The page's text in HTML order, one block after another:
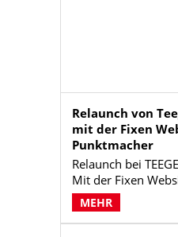
aufzubauen.
Relaunch von
mit der Fixen
Punktmacher
Relaunch bei
Mit der Fixen
Punktmacher ist
im „Look and
MEHR